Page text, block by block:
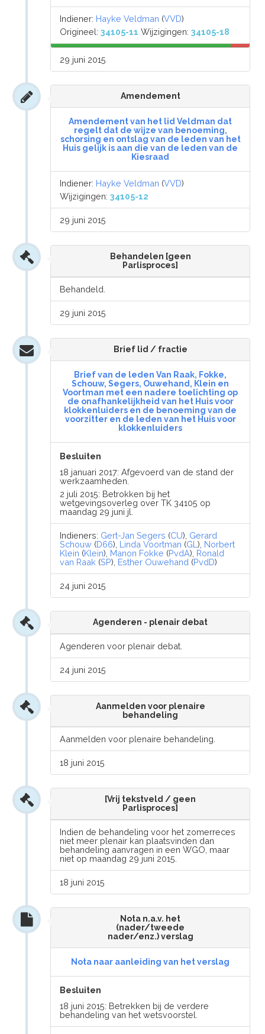
Indiener: Hayke Veldman (VVD)
Origineel:34105-11 Wijzigingen:34105-18
29 juni 2015
Amendement
Amendement van het lid Veldman dat
regelt dat de wijze van benoeming,
schorsing en ontslag van de leden van het
Huis gelijk is aan die van de leden van de
Kiesraad
Indiener: Hayke Veldman (VVD)
Wijzigingen:34105-12
29 juni 2015
Behandelen [geen
Parlisproces]
Behandeld.
29 juni 2015
Brief lid / fractie
Brief van de leden Van Raak, Fokke,
Schouw, Segers, Ouwehand, Klein en
Voortman met een nadere toelichting op
de onafhankelijkheid van het Huis voor
klokkenluiders en de benoeming van de
voorzitter en de leden van het Huis voor
klokkenluiders
Besluiten
18 januari 2017: Afgevoerd van de stand der
werkzaamheden.
2 juli 2015: Betrokken bij het
wetgevingsoverleg over TK 34105 op
maandag 29 juni jl.
Indieners: Gert-Jan Segers (CU), Gerard
Schouw (D66), Linda Voortman (GL), Norbert
Klein (Klein), Manon Fokke (PvdA), Ronald
van Raak (SP), Esther Ouwehand (PvdD)
24 juni 2015
Agenderen - plenair debat
Agenderen voor plenair debat.
24 juni 2015
Aanmelden voor plenaire
behandeling
Aanmelden voor plenaire behandeling.
18 juni 2015
[Vrij tekstveld / geen
Parlisproces]
Indien de behandeling voor het zomerreces
niet meer plenair kan plaatsvinden dan
behandeling aanvragen in een WGO, maar
niet op maandag 29 juni 2015.
18 juni 2015
Nota n.a.v. het
(nader/tweede
nader/enz.) verslag
Nota naar aanleiding van het verslag
Besluiten
18 juni 2015: Betrekken bij de verdere
behandeling van het wetsvoorstel.